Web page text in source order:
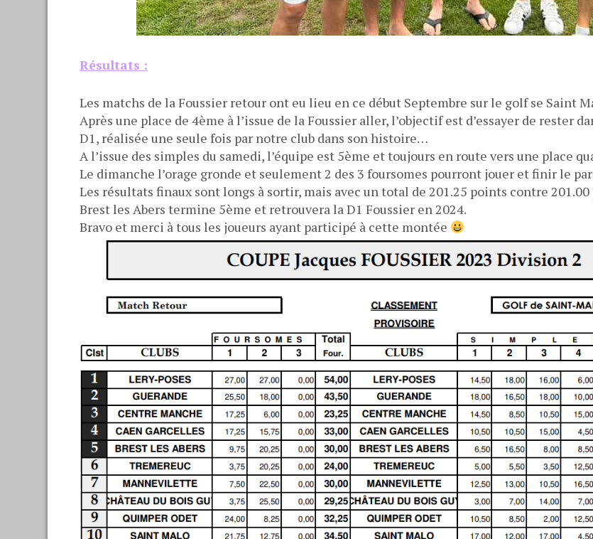
Résultats :
Les matchs de la Foussier retour ont eu lieu en ce début Septembre sur le golf se Saint
Après une place de 4ème à l’issue de la Foussier aller, l’objectif est d’essayer de rester
D1, réalisée une seule fois par notre club dans son histoire…
A l’issue des simples du samedi, l’équipe est 5ème et toujours en route vers une place
Le dimanche l’orage gronde et seulement 2 des 3 foursomes pourront jouer et finir le
Les résultats finaux sont longs à sortir, mais avec un total de 201.25 points contre
Brest les Abers termine 5ème et retrouvera la D1 Foussier en 2024.
Bravo et merci à tous les joueurs ayant participé à cette montée